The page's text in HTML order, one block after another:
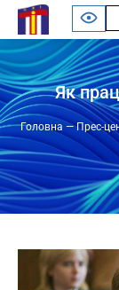
Як
Головна —Прес-